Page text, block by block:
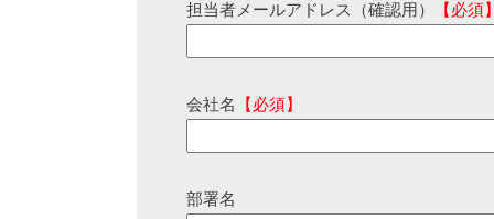
担当者メールアドレス（確認用） 【必須
会社名 【必須】
部署名